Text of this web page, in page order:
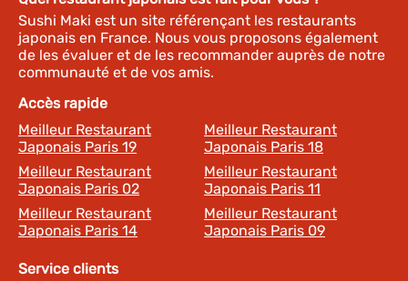
Sushi Maki est un site référençant les restaurants
japonais en France. Nous vous proposons également
de les évaluer et de les recommander auprès de notre
communauté et de vos amis.
Accès rapide
Meilleur Restaurant
Japonais Paris 19
Meilleur Restaurant
Japonais Paris 18
Meilleur Restaurant
Japonais Paris 02
Meilleur Restaurant
Japonais Paris 11
Meilleur Restaurant
Japonais Paris 14
Meilleur Restaurant
Japonais Paris 09
Service clients